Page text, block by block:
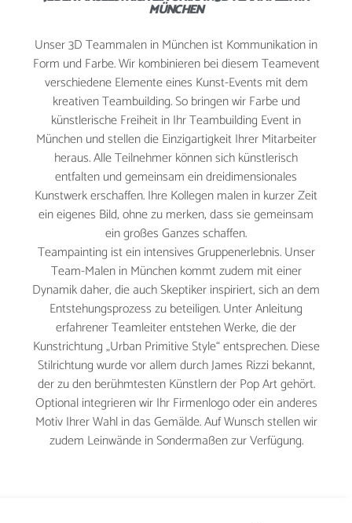
WEIHNACHTSFEIER
KONTAKT
JETZT BUCHEN
MÜNCHEN
Unser 3D Teammalen in München ist Kommunikation in
Form und Farbe. Wir kombinieren bei diesem Teamevent
verschiedene Elemente eines Kunst-Events mit dem
kreativen Teambuilding. So bringen wir Farbe und
künstlerische Freiheit in Ihr Teambuilding Event in
München und stellen die Einzigartigkeit Ihrer Mitarbeiter
heraus. Alle Teilnehmer können sich künstlerisch
entfalten und gemeinsam ein dreidimensionales
Kunstwerk erschaffen. Ihre Kollegen malen in kurzer Zeit
ein eigenes Bild, ohne zu merken, dass sie gemeinsam
ein großes Ganzes schaffen.
Teampainting ist ein intensives Gruppenerlebnis. Unser
Team-Malen in München kommt zudem mit einer
Dynamik daher, die auch Skeptiker inspiriert, sich an dem
Entstehungsprozess zu beteiligen. Unter Anleitung
erfahrener Teamleiter entstehen Werke, die der
Kunstrichtung „Urban Primitive Style“ entsprechen. Diese
Stilrichtung wurde vor allem durch James Rizzi bekannt,
der zu den berühmtesten Künstlern der Pop Art gehört.
Optional integrieren wir Ihr Firmenlogo oder ein anderes
Motiv Ihrer Wahl in das Gemälde. Auf Wunsch stellen wir
zudem Leinwände in Sondermaßen zur Verfügung.